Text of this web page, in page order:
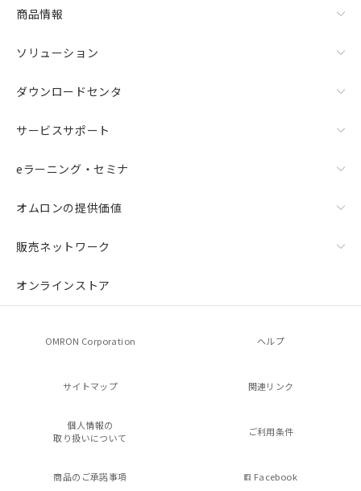
商品情報
ソリューション
ダウンロードセンタ
サービスサポート
eラーニング・セミナ
オムロンの提供価値
販売ネットワーク
オンラインストア
OMRON Corporation ヘルプ
サイトマップ 関連リンク
個人情報の
取り扱いについて
ご利用条件
商品のご承諾事項 Facebook